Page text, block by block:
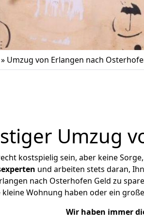
» Umzug von Erlangen nach
Umzug
kostspielig sein, aber keine
und arbeiten stets daran,
nach Osterhofen Geld zu
kleine Wohnung haben oder ein
Wir haben immer